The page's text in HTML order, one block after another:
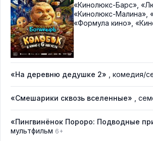
«Кинолюкс-Барс»,
«Кинолюкс-Малина»,
«Формула кино»,
«На деревню дедушке 2» , комедия/
«Смешарики сквозь вселенные» ,
«Пингвинёнок Пороро: Подводные
мультфильм 6+